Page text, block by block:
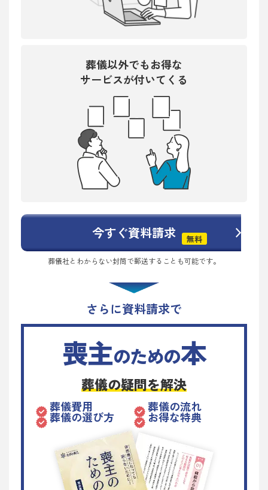
葬儀以外でもお得な
サービスが付いてくる
今すぐ資料請求 無料
葬儀社とわからない封筒で郵送することも可能です。
さらに資料請求で
喪主のための本
葬儀の疑問を解決
葬儀費用 葬儀の流れ
葬儀の選び方 お得な特典